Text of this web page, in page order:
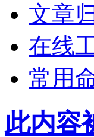
文章
在线
常用
此内容